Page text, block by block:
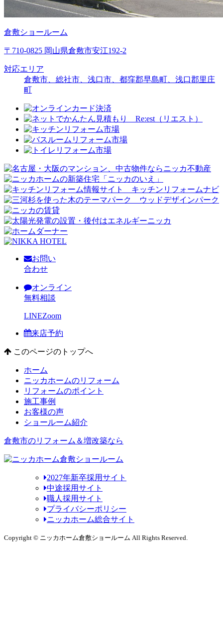
倉敷ショールーム
〒710-0825 岡山県倉敷市安江192-2
対応エリア
倉敷市、総社市、浅口市、都窪郡早島町、浅口郡里庄
町
お問い
合わせ
オンライン
無料相談
LINEZoom
来店予約
このページのトップへ
ホーム
ニッカホームのリフォーム
リフォームのポイント
施工事例
お客様の声
ショールーム紹介
倉敷市のリフォーム＆増改築なら
2027年新卒採用サイト
中途採用サイト
職人採用サイト
プライバシーポリシー
ニッカホーム総合サイト
Copyright © ニッカホーム倉敷ショールーム All Rights Reserved.